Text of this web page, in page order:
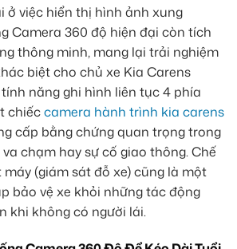
ở việc hiển thị hình ảnh xung
Camera 360 độ hiện đại còn tích
thông minh, mang lại trải nghiệm
biệt cho chủ xe Kia Carens
năng ghi hình liên tục 4 phía
chiếccamera hành trình kia carens
cấp bằng chứng quan trọng trong
chạm hay sự cố giao thông. Chế
(giám sát đỗ xe) cũng là một
bảo vệ xe khỏi những tác động
khi không có người lái.